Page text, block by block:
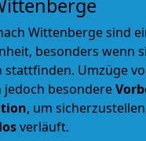
Wittenberge sind
besonders wenn
stattfinden. Umzüge
besondere
, um
verläuft.